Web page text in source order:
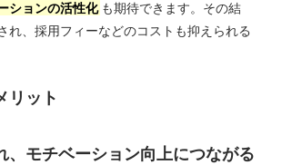
ションの活性化 も期待できます。その結
れ、採用フィーなどのコストも抑えられる
リット
、モチベーション向上につながる